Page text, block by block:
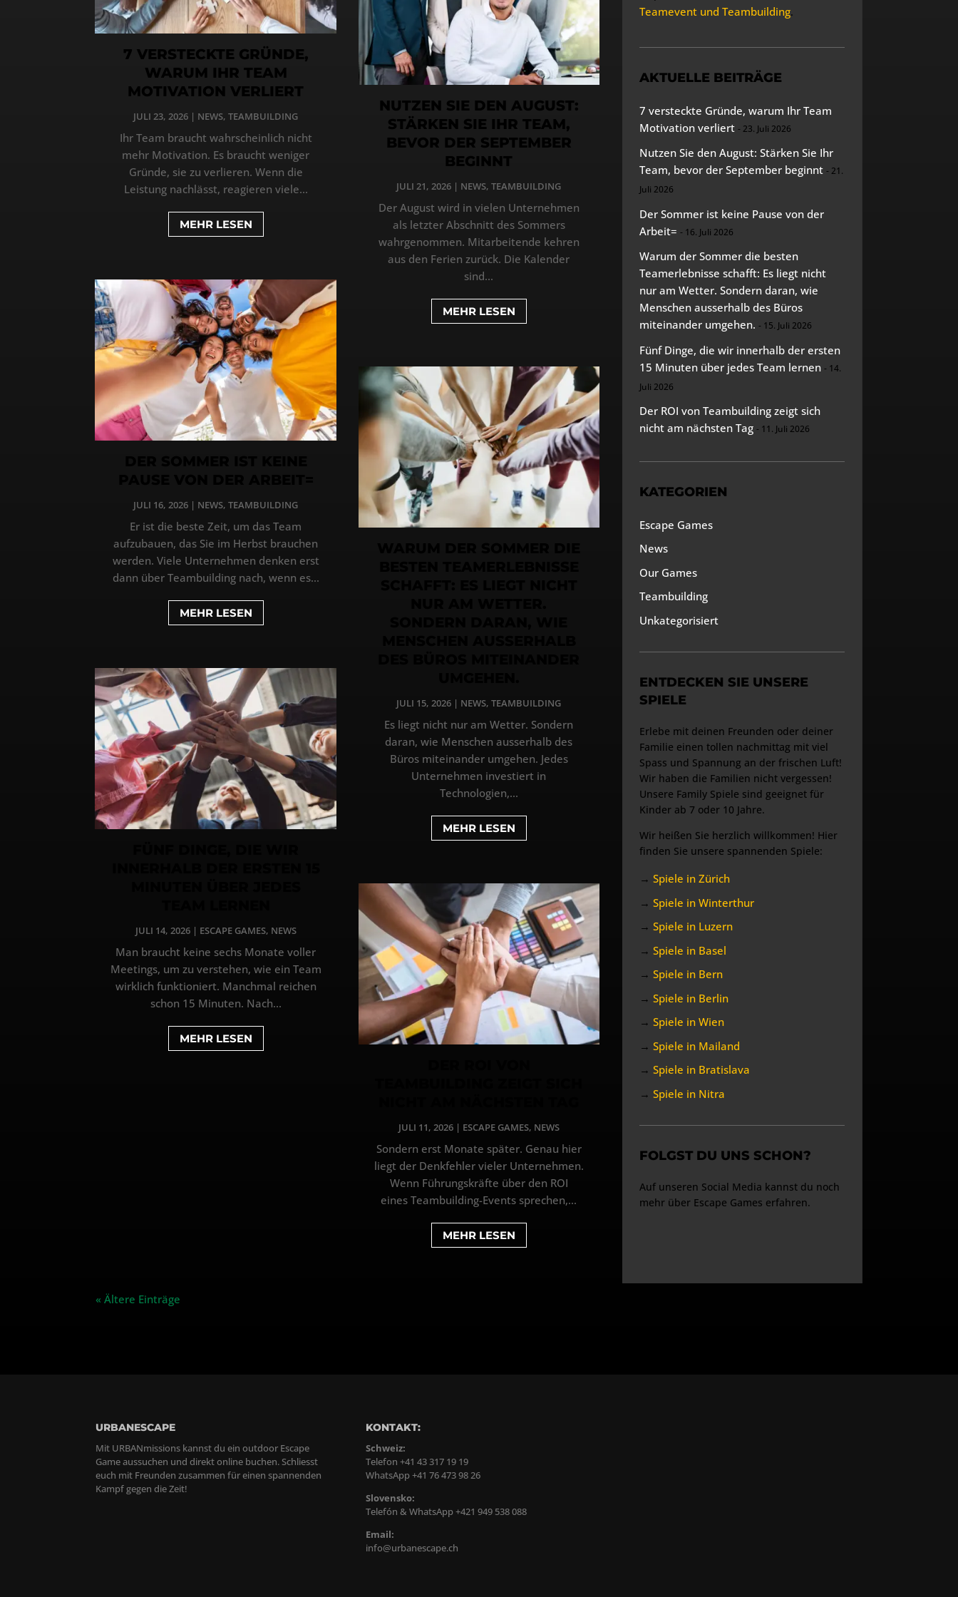
7 VERSTECKTE GRÜNDE,
WARUM IHR TEAM
MOTIVATION VERLIERT
JULI 23, 2026 | NEWS,TEAMBUILDING
Ihr Team braucht wahrscheinlich nicht
mehr Motivation. Es braucht weniger
Gründe, sie zu verlieren. Wenn die
Leistung nachlässt, reagieren viele...
MEHR LESEN
JULI 16, 2026 | NEWS,TEAMBUILDING
Er ist die beste Zeit, um das Team
aufzubauen, das Sie im Herbst brauchen
werden. Viele Unternehmen denken erst
dann über Teambuilding nach, wenn es...
MEHR LESEN
JULI 14, 2026| ESCAPE GAMES, NEWS
Man braucht keine sechs Monate voller
Meetings, um zu verstehen, wie ein Team
wirklich funktioniert. Manchmal reichen
schon 15 Minuten. Nach...
MEHR LESEN
NUTZEN SIE DEN AUGUST:
STÄRKEN SIE IHR TEAM,
BEVOR DER SEPTEMBER
BEGINNT
JULI 21, 2026 | NEWS,TEAMBUILDING
Der August wird in vielen Unternehmen
als letzter Abschnitt des Sommers
wahrgenommen. Mitarbeitende kehren
aus den Ferien zurück. Die Kalender
sind...
MEHR LESEN
JULI 15, 2026 | NEWS,TEAMBUILDING
Es liegt nicht nur am Wetter. Sondern
daran, wie Menschen ausserhalb des
Büros miteinander umgehen. Jedes
Unternehmen investiert in
Technologien,...
MEHR LESEN
JULI 11, 2026| ESCAPE GAMES, NEWS
Sondern erst Monate später. Genau hier
liegt der Denkfehler vieler Unternehmen.
Wenn Führungskräfte über den ROI
eines Teambuilding-Events sprechen,...
MEHR LESEN
« Ältere Einträge
Teamevent und Teambuilding.
AKTUELLE BEITRÄGE
7 versteckte Gründe, warum Ihr Team
Motivation verliert
23. Juli 2026
Nutzen Sie den August: Stärken Sie Ihr
Team, bevor der September beginnt
21.
Juli 2026
Der Sommer ist keine Pause von der
Arbeit=
16. Juli 2026
Warum der Sommer die besten
Teamerlebnisse schafft: Es liegt nicht
nur am Wetter. Sondern daran, wie
Menschen ausserhalb des Büros
miteinander umgehen.
15. Juli 2026
Fünf Dinge, die wir innerhalb der ersten
15 Minuten über jedes Team lernen
14.
Juli 2026
Der ROI von Teambuilding zeigt sich
nicht am nächsten Tag
11. Juli 2026
KATEGORIEN
Escape Games
News
Our Games
Teambuilding
Unkategorisiert
ENTDECKEN SIE UNSERE
SPIELE
Erlebe mit deinen Freunden oder deiner
Familie einen tollen nachmittag mit viel
Spass und Spannung an der frischen Luft!
Wir haben die Familien nicht vergessen!
Unsere Family Spiele sind geeignet für
Kinder ab 7 oder 10 Jahre.
Wir heißen Sie herzlich willkommen! Hier
finden Sie unsere spannenden Spiele:
→ Spiele in Zürich
→ Spiele in Winterthur
→ Spiele in Luzern
→ Spiele in Basel
→ Spiele in Bern
→ Spiele in Berlin
→ Spiele in Wien
→ Spiele in Mailand
→ Spiele in Bratislava
→ Spiele in Nitra
FOLGST DU UNS SCHON?
Auf unseren Social Media kannst du noch
mehr über Escape Games erfahren.
URBANESCAPE
Mit URBANmissions kannst du ein outdoor Escape
Game aussuchen und direkt online buchen. Schliesst
euch mit Freunden zusammen für einen spannenden
Kampf gegen die Zeit!
KONTAKT:
Schweiz:
Telefon +41 43 317 19 19
WhatsApp +41 76 473 98 26
Slovensko:
Telefón & WhatsApp +421 949 538 088
Email:
info@urbanescape.ch